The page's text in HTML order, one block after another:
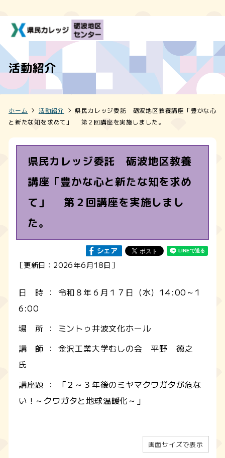
活動紹介
ホーム 活動紹介
県民カレッジ委託 砺波地区教養講座「豊かな心
と新たな知を求めて」 第２回講座を実施しました。
県民カレッジ委託 砺波地区教養
講座「豊かな心と新たな知を求め
て」 第２回講座を実施しまし
た。
［更新日：2026年6月18日］
日 時 ： 令和８年６月１７日（水）14:00～1
6:00
場 所 ： ミントゥ井波文化ホール
講 師 ： 金沢工業大学むしの会 平野 徳之
氏
講座題 ： 「２～３年後のミヤマクワガタが危な
い！～クワガタと地球温暖化～」
画面サイズで表示